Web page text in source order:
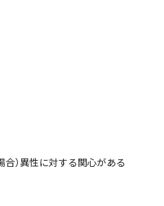
）異性に対する関心がある